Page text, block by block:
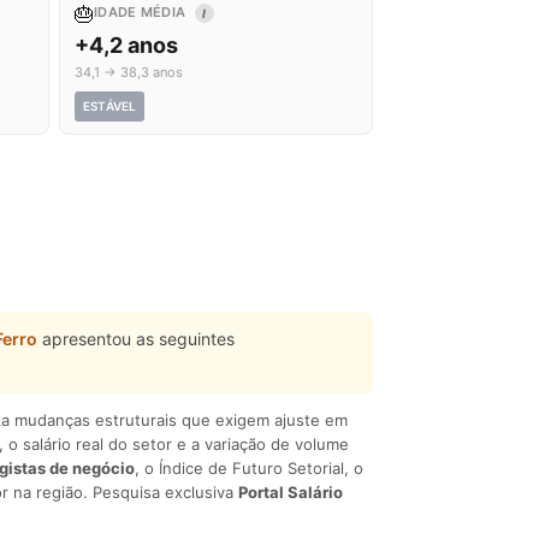
🎂IDADE MÉDIA I
+4,2 anos
34,1 → 38,3 anos
ESTÁVEL
apresentou as seguintes
mudanças estruturais que exigem ajuste em
, o salário real do setor e a variação de volume
de negócio, o Índice de Futuro Setorial, o
região. Pesquisa exclusiva Portal Salário